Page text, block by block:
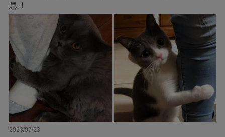
息！
2023/07/23